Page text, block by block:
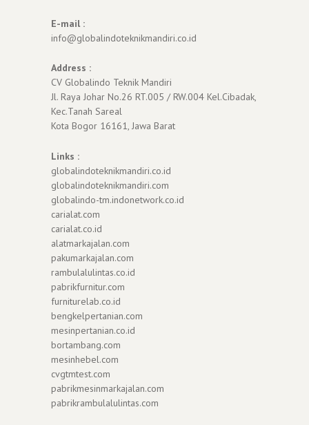
E-mail :
info@globalindoteknikmandiri.co.id
Address :
CV Globalindo Teknik Mandiri
Jl. Raya Johar No.26 RT.005 / RW.004 Kel.Cibadak,
Kec.Tanah Sareal
Kota Bogor 16161, Jawa Barat
Links :
globalindoteknikmandiri.co.id
globalindoteknikmandiri.com
globalindo-tm.indonetwork.co.id
carialat.com
carialat.co.id
alatmarkajalan.com
pakumarkajalan.com
rambulalulintas.co.id
pabrikfurnitur.com
furniturelab.co.id
bengkelpertanian.com
mesinpertanian.co.id
bortambang.com
mesinhebel.com
cvgtmtest.com
pabrikmesinmarkajalan.com
pabrikrambulalulintas.com